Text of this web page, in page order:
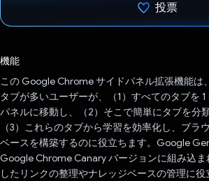
投票
機能
この Google Chrome サイドパネル拡張機能は
タブが多いユーザーが、（1）すべてのタブを
パネルに移動し、（2）そこで簡単にタブを分
（3）これらのタブから学習を効率化し、ブラ
ベースを構築するのに役立ちます。Google
Google Chrome Canary バージョンに組み込
したリンクの整理やナレッジベースの管理に役